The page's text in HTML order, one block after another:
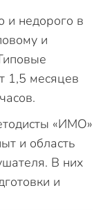
и недорого в
и
1,5 месяцев
«ИМО»
и область
В них
и